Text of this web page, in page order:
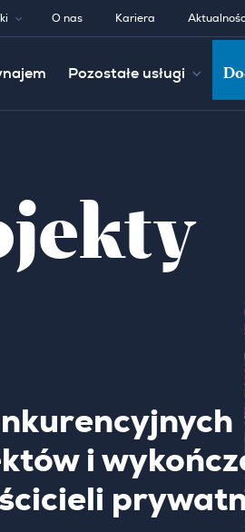
O nas Kariera
Pozostałe usługi
i